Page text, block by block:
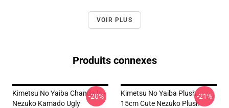
VOIR PLUS
Produits connexes
Kimetsu No Yaiba Chandails -
Nezuko Kamado Ugly
-20%
Kimetsu No Yaiba Plush:
15cm Cute Nezuko Plush
-21%